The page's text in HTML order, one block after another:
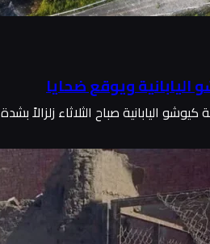
صباح الثلاثاء زلزالاً بشدة 7.1 درجات على مقياس...